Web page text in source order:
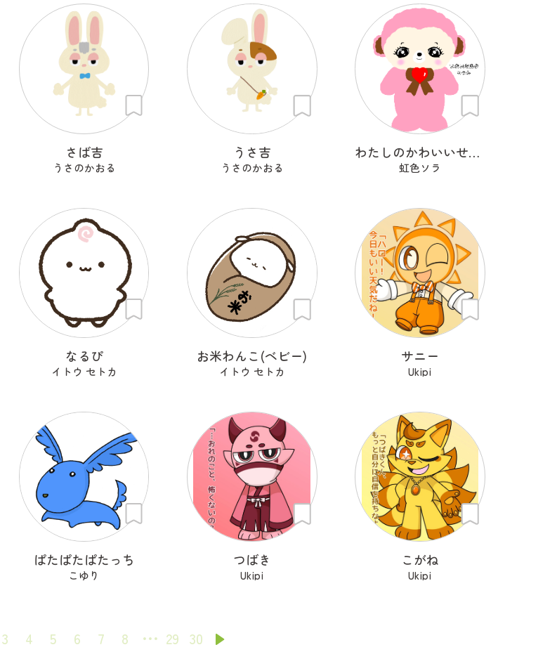
さば吉
うさのかおる
うさ吉
うさのかおる
わたしのかわいいせかい
虹色ソラ
なるぴ
イトウ セトカ
お米わんこ(ベビー)
イトウ セトカ
サニー
Ukipi
ぱたぱたぱたっち
こゆり
つばき
Ukipi
こがね
Ukipi
3 4 5 6 7 8 29 30